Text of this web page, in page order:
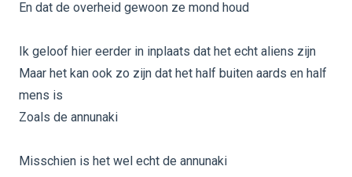
En dat de overheid gewoon ze mond houd
Ik geloof hier eerder in inplaats dat het echt aliens zijn
Maar het kan ook zo zijn dat het half buiten aards en half
mens is
Zoals de annunaki
Misschien is het wel echt de annunaki